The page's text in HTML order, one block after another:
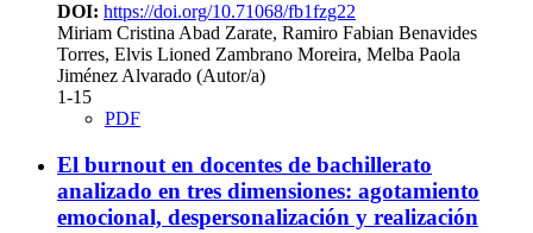
DOI: https://doi.org/10.71068/fb1fzg22
Miriam Cristina Abad Zarate, Ramiro Fabian Benavides
Torres, Elvis Lioned Zambrano Moreira, Melba Paola
Jiménez Alvarado (Autor/a)
1-15
PDF
El burnout en docentes de bachillerato
analizado en tres dimensiones: agotamiento
emocional, despersonalización y realización